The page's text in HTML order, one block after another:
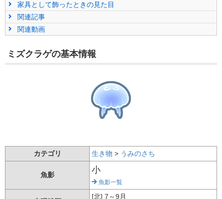
家具として飾ったときの見た目
関連記事
関連動画
ミズクラゲの基本情報
カテゴリ 生き物 > うみのさち
魚影 小
魚影一覧
[北] 7～9月